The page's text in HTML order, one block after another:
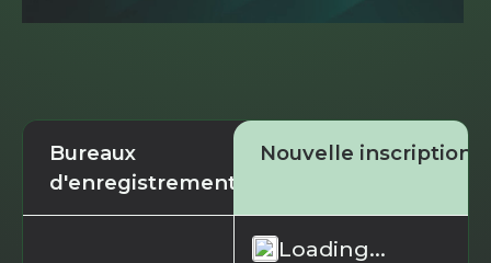
Bureaux
d'enregistrement
Nouvelle inscription
Loading...